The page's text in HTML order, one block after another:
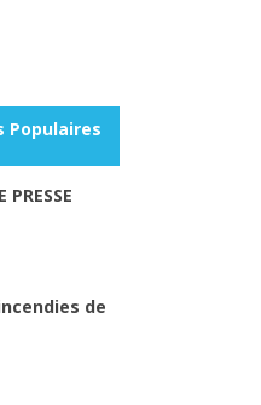
Populaires
PRESSE
de